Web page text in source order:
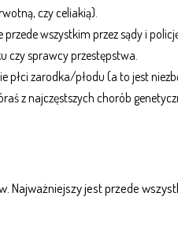
czy celiakią).
wszystkim przez sądy i
czy sprawcy przestępstwa.
płci zarodka/płodu (a to jest
z najczęstszych chorób
Najważniejszy jest przede